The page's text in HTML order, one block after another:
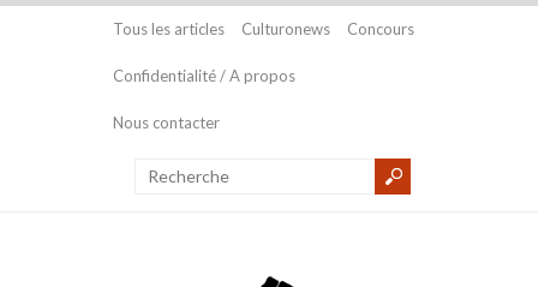
Tous les articles Culturonews Concours
Confidentialité / A propos
Nous contacter